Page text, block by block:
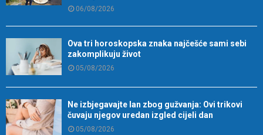
06/08/2026
Ova tri horoskopska znaka najčešće sami sebi
zakomplikuju život
05/08/2026
Ne izbjegavajte lan zbog gužvanja: Ovi trikovi
čuvaju njegov uredan izgled cijeli dan
05/08/2026